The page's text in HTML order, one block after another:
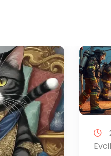
24 Ekim 2025
Hayvan Haberleri